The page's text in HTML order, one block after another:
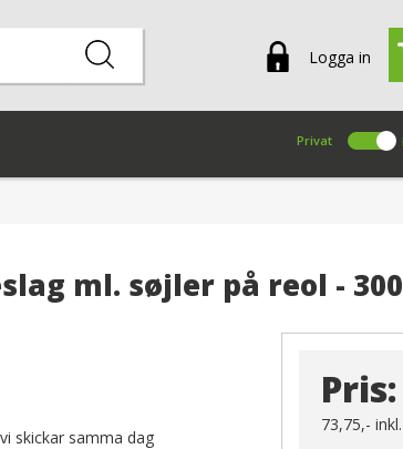
Logga in
Privat
ml. søjler på reol -
skickar samma dag
Pris:
73,75,-